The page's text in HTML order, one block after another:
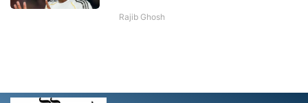
Rajib Ghosh